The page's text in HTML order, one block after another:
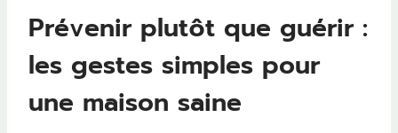
Prévenir plutôt que guérir :
les gestes simples pour
une maison saine